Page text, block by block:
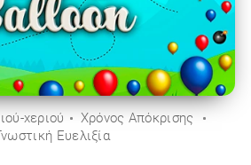
χεριού
Χρόνος Απόκρισης
Ευελιξία